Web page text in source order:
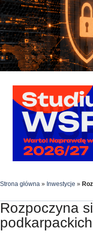
Strona główna » Inwestycje »
Rozpoczyna